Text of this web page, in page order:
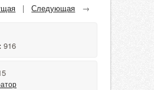
|Следующая →
916